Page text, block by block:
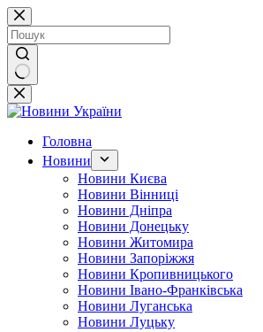
Перейти
до
вмісту
Немає
результатів
Головна
Новини
Новини Києва
Новини Вінниці
Новини Дніпра
Новини Донецьку
Новини Житомира
Новини Запоріжжя
Новини Кропивницького
Новини Івано-Франківська
Новини Луганська
Новини Луцьку